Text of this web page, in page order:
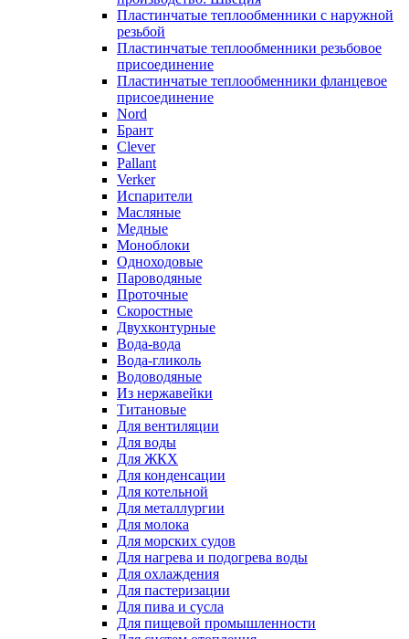
Пластинчатые теплообменники с наружной
резьбой
Пластинчатые теплообменники резьбовое
присоединение
Пластинчатые теплообменники фланцевое
присоединение
Nord
Брант
Clever
Pallant
Verker
Испарители
Масляные
Медные
Моноблоки
Одноходовые
Пароводяные
Проточные
Скоростные
Двухконтурные
Вода-вода
Вода-гликоль
Водоводяные
Из нержавейки
Титановые
Для вентиляции
Для воды
Для ЖКХ
Для конденсации
Для котельной
Для металлургии
Для молока
Для морских судов
Для нагрева и подогрева воды
Для охлаждения
Для пастеризации
Для пива и сусла
Для пищевой промышленности